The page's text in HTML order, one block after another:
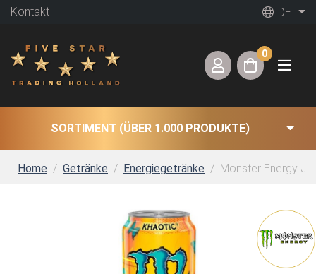
Kontakt DE
0
SORTIMENT (ÜBER 1.000 PRODUKTE)
Home Getränke Energiegetränke Monster Energy